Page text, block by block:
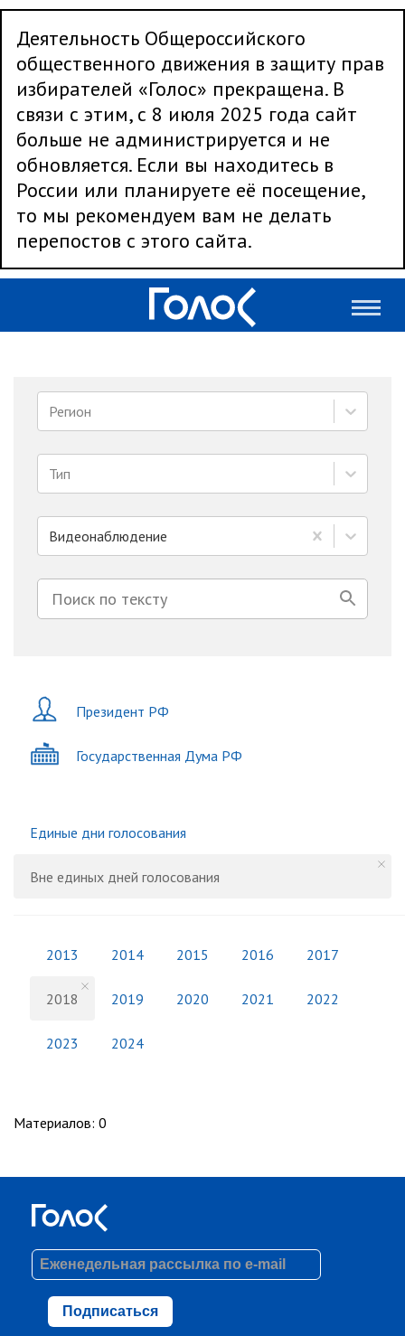
Деятельность Общероссийского
общественного движения в защиту прав
избирателей «Голос» прекращена. В
связи с этим, с 8 июля 2025 года сайт
больше не администрируется и не
обновляется. Если вы находитесь в
России или планируете её посещение,
то мы рекомендуем вам не делать
перепостов с этого сайта.
Регион
Тип
Видеонаблюдение
Президент РФ
Государственная Дума РФ
Единые дни голосования
Вне единых дней голосования
2013 2014 2015 2016 2017
2018 2019 2020 2021 2022
2023 2024
Материалов: 0
Подписаться